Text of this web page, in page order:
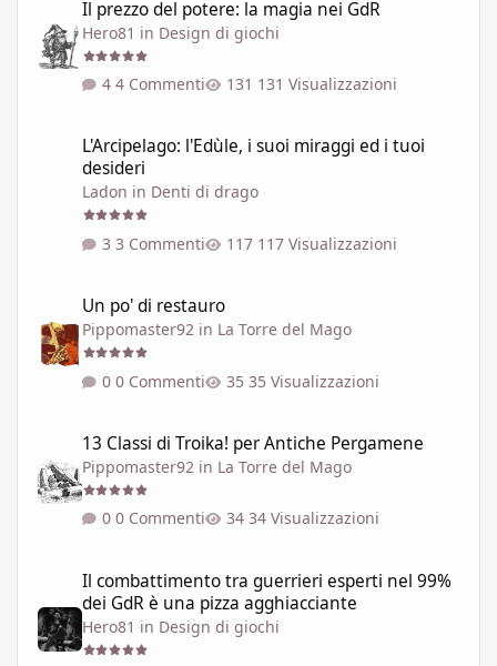
Il prezzo del potere: la magia nei GdR
Hero81 in Design di giochi
4 Commenti 131 Visualizzazioni
L'Arcipelago: l'Edùle, i suoi miraggi ed i tuoi
desideri
Ladon in Denti di drago
3 Commenti 117 Visualizzazioni
Un po' di restauro
Pippomaster92 in La Torre del Mago
0 Commenti 35 Visualizzazioni
13 Classi di Troika! per Antiche Pergamene
Pippomaster92 in La Torre del Mago
0 Commenti 34 Visualizzazioni
Il combattimento tra guerrieri esperti nel 99%
dei GdR è una pizza agghiacciante
Hero81 in Design di giochi